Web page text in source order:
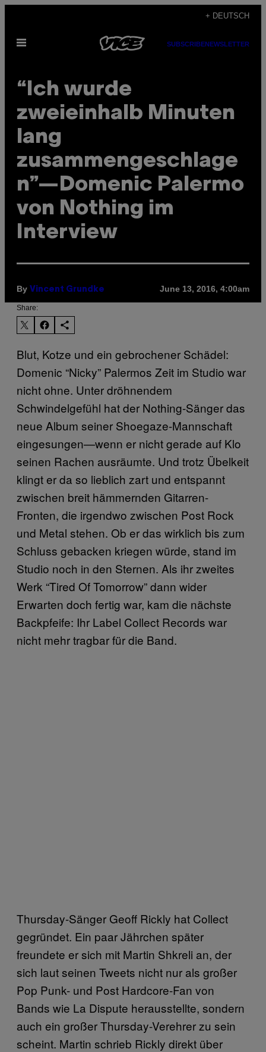
content
+ DEUTSCH
Open
SUBSCRIBENEWSLETTER
“Ich wurde
zweieinhalb Minuten
lang
zusammengeschlage
n”—Domenic Palermo
von Nothing im
Interview
By Vincent Grundke June 13, 2016, 4:00am
Share:
Blut, Kotze und ein gebrochener Schädel:
Domenic “Nicky” Palermos Zeit im Studio war
nicht ohne. Unter dröhnendem
Schwindelgefühl hat der Nothing-Sänger das
neue Album seiner Shoegaze-Mannschaft
eingesungen—wenn er nicht gerade auf Klo
seinen Rachen ausräumte. Und trotz Übelkeit
klingt er da so lieblich zart und entspannt
zwischen breit hämmernden Gitarren-
Fronten, die irgendwo zwischen Post Rock
und Metal stehen. Ob er das wirklich bis zum
Schluss gebacken kriegen würde, stand im
Studio noch in den Sternen. Als ihr zweites
Werk “Tired Of Tomorrow” dann wider
Erwarten doch fertig war, kam die nächste
Backpfeife: Ihr Label Collect Records war
nicht mehr tragbar für die Band.
Thursday-Sänger Geoff Rickly hat Collect
gegründet. Ein paar Jährchen später
freundete er sich mit Martin Shkreli an, der
sich laut seinen Tweets nicht nur als großer
Pop Punk- und Post Hardcore-Fan von
Bands wie La Dispute herausstellte, sondern
auch ein großer Thursday-Verehrer zu sein
scheint. Martin schrieb Rickly direkt über